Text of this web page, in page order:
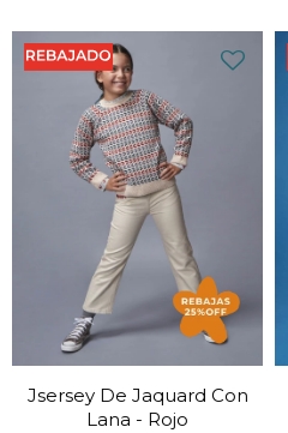
Jsersey De Jaquard Con
Lana - Rojo